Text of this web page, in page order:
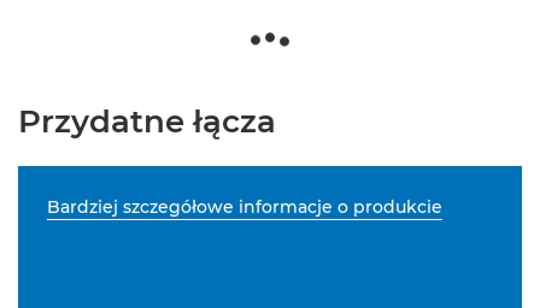
Przydatne łącza
Bardziej szczegółowe informacje o produkcie